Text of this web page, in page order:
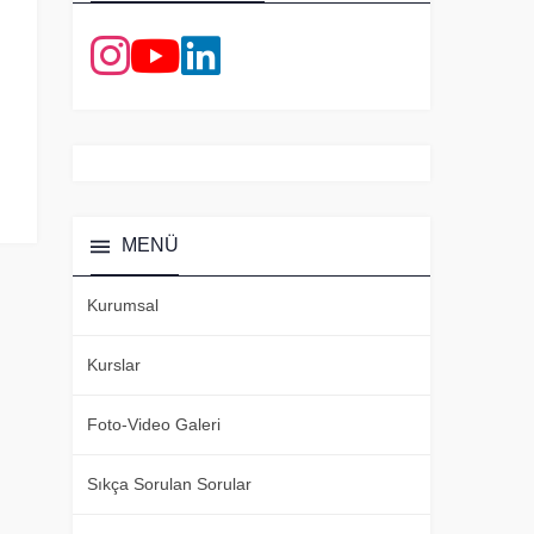
MENÜ
Kurumsal
Kurslar
Foto-Video Galeri
Sıkça Sorulan Sorular